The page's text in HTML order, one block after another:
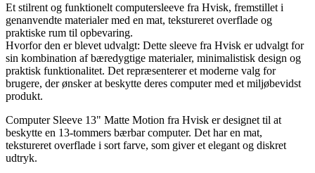
Et stilrent og funktionelt computersleeve fra Hvisk, fremstillet i
genanvendte materialer med en mat, tekstureret overflade og
praktiske rum til opbevaring.
Hvorfor den er blevet udvalgt: Dette sleeve fra Hvisk er udvalgt for
sin kombination af bæredygtige materialer, minimalistisk design og
praktisk funktionalitet. Det repræsenterer et moderne valg for
brugere, der ønsker at beskytte deres computer med et miljøbevidst
produkt.
Computer Sleeve 13" Matte Motion fra Hvisk er designet til at
beskytte en 13-tommers bærbar computer. Det har en mat,
tekstureret overflade i sort farve, som giver et elegant og diskret
udtryk.